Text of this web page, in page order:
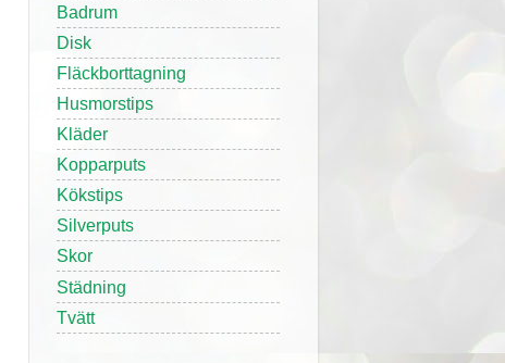
Badrum
Disk
Fläckborttagning
Husmorstips
Kläder
Kopparputs
Kökstips
Silverputs
Skor
Städning
Tvätt